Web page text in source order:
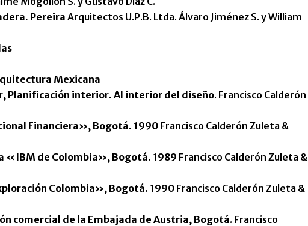
Pereira Arquitectos U.P.B. Ltda. Álvaro Jiménez S. y William
Mexicana
Planificación interior. Al interior del diseño. Francisco Calderón
Financiera», Bogotá. 1990Francisco Calderón Zuleta &
«IBM de Colombia», Bogotá. 1989 Francisco Calderón Zuleta &
Colombia», Bogotá. 1990 Francisco Calderón Zuleta &
comercial de la Embajada de Austria, Bogotá. Francisco